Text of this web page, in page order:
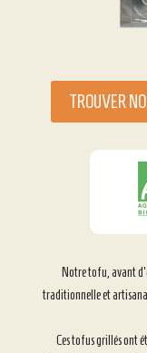
TROUVER
Notre tofu, avant
traditionnelle et
Ces tofus grillés ont